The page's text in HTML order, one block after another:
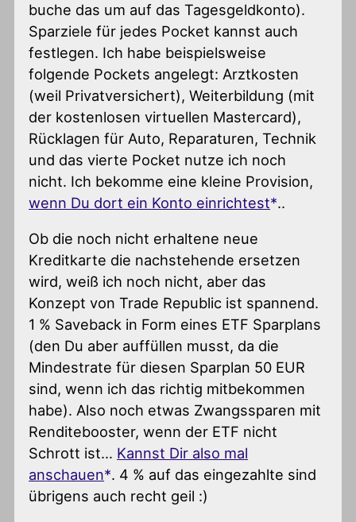
buche das um auf das Tagesgeldkonto).
Sparziele für jedes Pocket kannst auch
festlegen. Ich habe beispielsweise
folgende Pockets angelegt: Arztkosten
(weil Privatversichert), Weiterbildung (mit
der kostenlosen virtuellen Mastercard),
Rücklagen für Auto, Reparaturen, Technik
und das vierte Pocket nutze ich noch
nicht. Ich bekomme eine kleine Provision,
wenn Du dort ein Konto einrichtest ..
Ob die noch nicht erhaltene neue
Kreditkarte die nachstehende ersetzen
wird, weiß ich noch nicht, aber das
Konzept von Trade Republic ist spannend.
1 % Saveback in Form eines ETF Sparplans
(den Du aber auffüllen musst, da die
Mindestrate für diesen Sparplan 50 EUR
sind, wenn ich das richtig mitbekommen
habe). Also noch etwas Zwangssparen mit
Renditebooster, wenn der ETF nicht
Schrott ist… Kannst Dir also mal
anschauen . 4 % auf das eingezahlte sind
übrigens auch recht geil :)